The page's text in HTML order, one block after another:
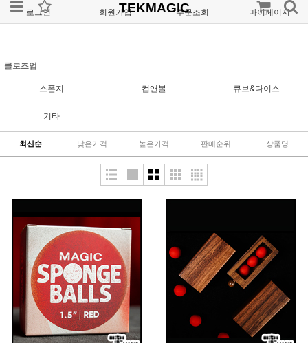
로그인 회원가입 주문조회 마이페이지
TEKMAGIC
클로즈업
스폰지 컵앤볼 큐브&다이스
기타
최신순 낮은가격 높은가격 판매순위 상품명